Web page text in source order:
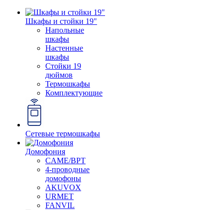
Шкафы и стойки 19"
Напольные
шкафы
Настенные
шкафы
Стойки 19
дюймов
Термошкафы
Комплектующие
Сетевые термошкафы
Домофония
CAME/BPT
4-проводные
домофоны
AKUVOX
URMET
FANVIL